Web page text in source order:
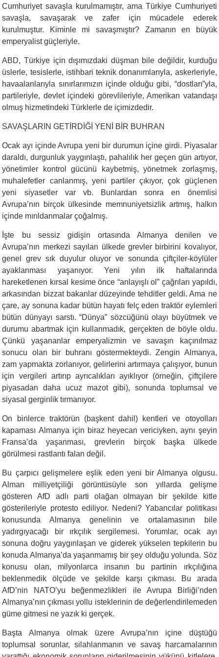
Cumhuriyet savaşla kurulmamıştır, ama Türkiye Cumhuriyeti
savaşla, savaşarak ve zafer için mücadele ederek
kurulmuştur. Kiminle mi savaşmıştır? Zamanın en büyük
emperyalist güçleriyle.
ABD, Türkiye için dışımızdaki düşman bile değildir, kurduğu
üslerle, tesislerle, istihbari teknik donanımlarıyla, askerleriyle,
havaalanlarıyla sınırlarımızın içinde olduğu gibi, “dostları”yla,
partileriyle, devlet içindeki görevlileriyle, Amerikan vatandaşı
olmuş hizmetindeki Türklerle de içimizdedir.
SAVAŞLARIN GETİRDİĞİ YENİ BİR BUHRAN
Ocak ayı içinde Avrupa yeni bir durumun içine girdi. Piyasalar
daraldı, durgunluk yaygınlaştı, pahalılık her geçen gün artıyor,
yönetimler kontrol gücünü kaybetmiş, yönetmek zorlaşmış,
muhalefetler canlanmış, yeni partiler çıkıyor, çok güçlenen
yeni siyasetler var vb. Bunlardan sonra en önemlisi
Avrupa’nın birçok ülkesinde memnuniyetsizlik artmış, halkın
içinde mırıldanmalar çoğalmış.
İşte bu sessiz gidişin ortasında Almanya denilen ve
Avrupa’nın merkezi sayılan ülkede grevler birbirini kovalıyor,
genel grev sık duyulur oluyor ve sonunda çiftçiler-köylüler
ayaklanması yaşanıyor. Yeni yılın ilk haftalarında
hareketlenen kırsal kesime önce “anlayışlı ol” çağrıları yapıldı,
arkasından bizzat bakanlar düzeyinde tehditler geldi. Ama ne
çare, ay sonuna kadar bütün hayatı felç eden traktör eylemleri
bütün dünyayı sarstı. “Dünya” sözcüğünü olayı büyütmek ve
durumu abartmak için kullanmadık, gerçekten de böyle oldu.
Çünkü yaşananlar emperyalizmin ve savaşın kaçınılmaz
sonucu olan bir buhranı göstermekteydi. Zengin Almanya,
zam yapmakta zorlanıyor, gelirlerini artırmaya çalışıyor, bunun
için vergileri artırıp ayrıcalıkları ayıklıyor (örneğin, çiftçilere
piyasadan daha ucuz mazot gibi), sonunda toplumsal ve
siyasal gerginlik tırmanıyor.
On binlerce traktörün (başkent dahil) kentleri ve otoyolları
kapaması Almanya için biraz heyecan vericiyken, aynı şeyin
Fransa’da yaşanması, grevlerin birçok başka ülkede
görülmesi rastlantı falan değil.
Bu çarpıcı gelişmelere eşlik eden yeni bir Almanya olgusu.
Alman milliyetçiliği görüntüsüyle son yıllarda gelişme
gösteren AfD adlı parti olağan olmayan bir şekilde kitle
gösterileriyle protesto ediliyor. Nedeni? Yabancılar politikası
konusunda Almanya genelinin ve ortalamasının bile
yadırgıyacağı bir ırkçılık sergilemesi. Yorumlar, ocak ayı
sonuna doğru yaygınlaşan ve giderek yükselen tepkilerin bu
konuda Almanya’da yaşanmamış bir şey olduğu yolunda. Söz
konusu olan, milyonlarca insanın bu partinin ırkçılığına
beklenmedik ölçüde ve şekilde karşı çıkması. Bu arada
AfD’nin NATO’yu beğenmezlikleri ile Avrupa Birliği’nden
Almanya’nın çıkması yollu isteklerinin de değerlendirilemeden
güme gitmesi ne yazık ki gerçek.
Başta Almanya olmak üzere Avrupa’nın içine düştüğü
toplumsal sorunlar, silahlanmanın ve savaş harcamalarının